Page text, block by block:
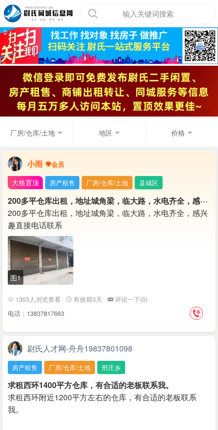
输入关键词搜索
厂房/仓库/土地 地区 价格
小雨
大格置顶 房产租售 厂房/仓库/土地 县城区
2
00多平仓库出租，地址城角梁，临大路，水电齐全，感兴趣直接电话联系
200多平仓库出租，地址城角梁，临大路，水电齐全，感兴
趣直接电话联系
图1
1303人浏览查看 有效期3天
评论一下(0)
电话：13837817663
尉氏人才网-舟舟19837801098
房产租售 厂房/仓库/土地 邢庄乡
求租西环1400平方仓库，有合适的老板联系我。
求租西环附近1200平方左右的仓库，有合适的老板联系
我。